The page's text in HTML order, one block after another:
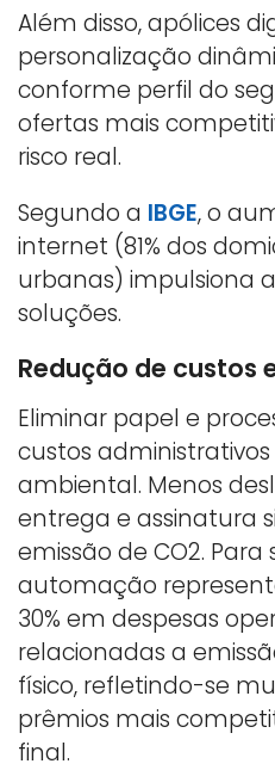
Além disso, apólices
personalização
conforme perfil do
ofertas mais
risco real.
Segundo a IBGE, o
internet (81% dos
urbanas) impulsiona
soluções.
Redução de custos
Eliminar papel e
custos
ambiental. Menos
entrega e assinatura
emissão de CO2.
automação
30% em despesas
relacionadas a
físico, refletindo-se
prêmios mais
final.